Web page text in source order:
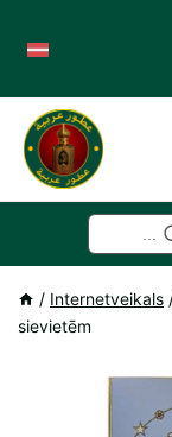
content
/ Internetveikals
sievietēm